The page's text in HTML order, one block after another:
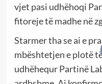
vjet pasi udhëhoqi
fitoreje të madhe në
Starmer tha se ai e
mbështetjen e plotë
udhëhequr Partinë